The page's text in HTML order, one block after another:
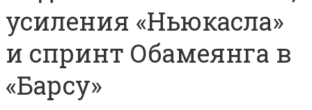
усиления «Ньюкасла»
и спринт Обамеянга в
«Барсу»